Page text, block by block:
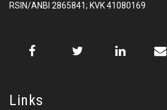
RSIN/ANBI 2865841; KVK 41080169
Links